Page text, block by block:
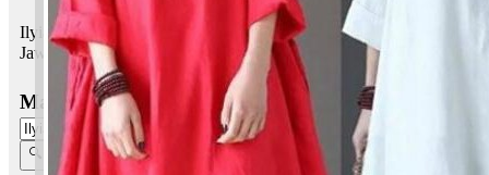
Ilyia Naila bermaksud Mulia, lebih tinggi; Sesuatu yg istimewa
Jawi:عليا نايلا
Masukkan Nama: